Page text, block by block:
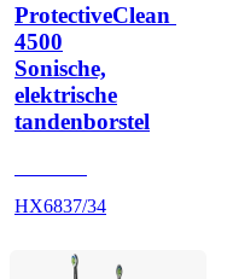
ProtectiveClean
4500
Sonische,
elektrische
tandenborstel
HX6837/34